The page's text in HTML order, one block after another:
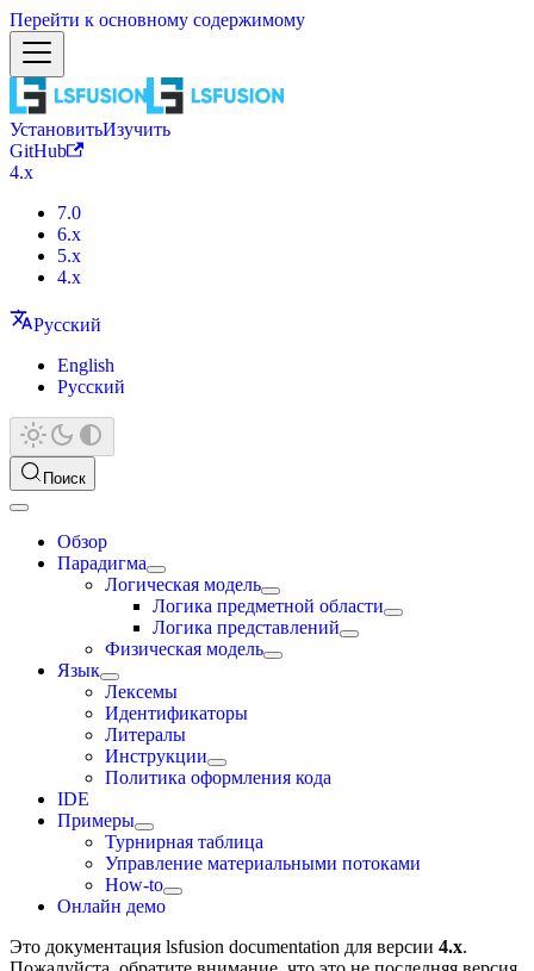
Перейти к основному содержимому
УстановитьИзучить
GitHub
4.x
7.0
6.x
5.x
4.x
Русский
English
Русский
Поиск
Обзор
Парадигма
Логическая модель
Логика предметной области
Логика представлений
Физическая модель
Язык
Лексемы
Идентификаторы
Литералы
Инструкции
Политика оформления кода
IDE
Примеры
Турнирная таблица
Управление материальными потоками
How-to
Онлайн демо
Это документация lsfusion documentation для версии 4.x.